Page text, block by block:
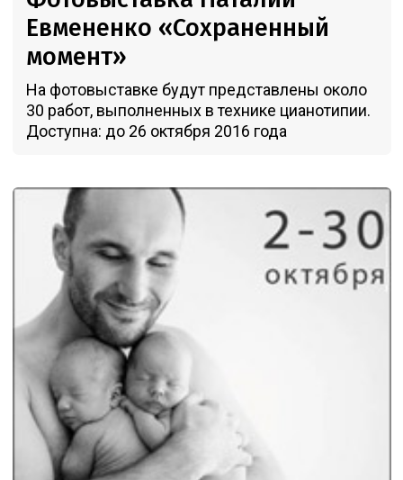
Евмененко «Сохраненный
момент»
На фотовыставке будут представлены около
30 работ, выполненных в технике цианотипии.
Доступна: до 26 октября 2016 года